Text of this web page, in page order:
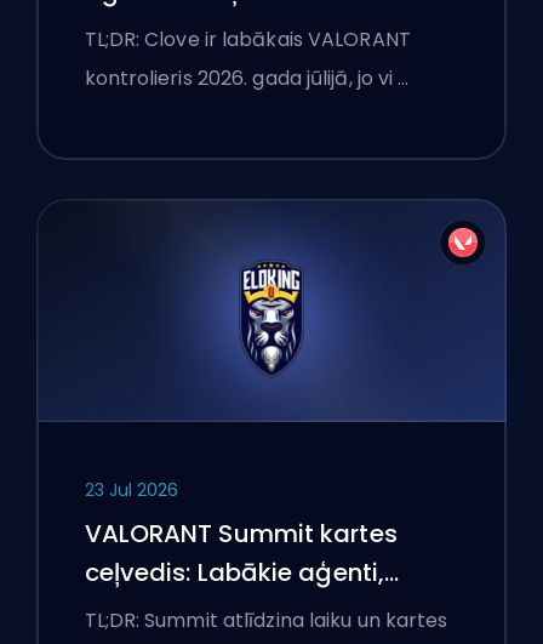
TL;DR: Clove ir labākais VALORANT
kontrolieris 2026. gada jūlijā, jo vi …
23 Jul 2026
VALORANT Summit kartes
ceļvedis: Labākie aģenti,
izsaukumi un dūmi
TL;DR: Summit atlīdzina laiku un kartes